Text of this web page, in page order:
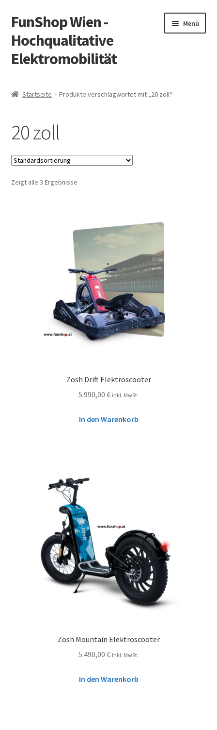
Zur
Navigation
springen
Zum
Inhalt
springen
FunShop Wien -
Hochqualitative
Elektromobilität
Menü
Vorsicht Internetbetrug
Über FunShop
Impressum
Startseite Produkte verschlagwortet mit „20 zoll“
20 zoll
Zeigt alle 3 Ergebnisse
Zosh Drift Elektroscooter
5.990,00 € inkl. MwSt.
In den Warenkorb
Zosh Mountain Elektroscooter
5.490,00 € inkl. MwSt.
In den Warenkorb